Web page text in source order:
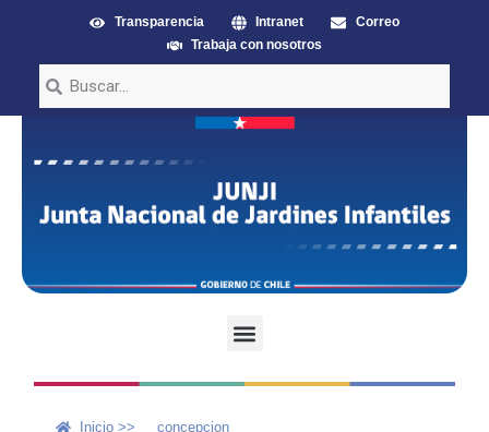
Transparencia Intranet
Correo
Trabaja con nosotros
Inicio >> concepcion